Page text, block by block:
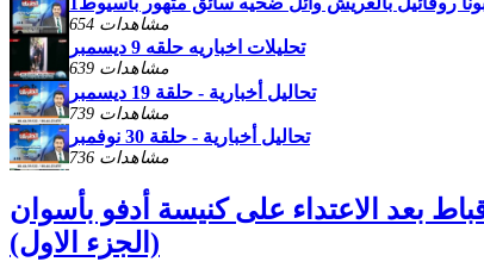
654 مشاهدات
تحليلات اخباريه حلقه 9 ديسمبر
639 مشاهدات
تحاليل أخبارية - حلقة 19 ديسمبر
739 مشاهدات
تحاليل أخبارية - حلقة 30 نوفمبر
736 مشاهدات
لأحتجاجات الاقباط بعد الاعتداء على كنيسة أدفو بأسوان
(الجزء الاول)